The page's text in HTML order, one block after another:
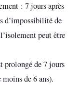
: 7 jours après
d’impossibilité de
peut être
prolongé de 7 jours
de 6 ans).